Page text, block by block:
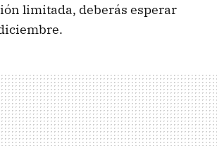
limitada, deberás esperar